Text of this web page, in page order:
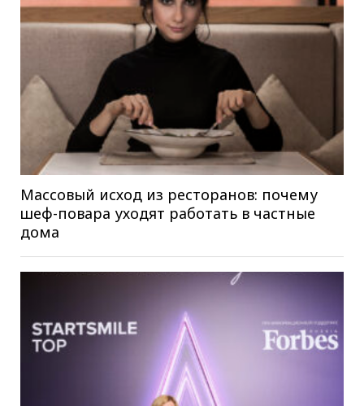
Массовый исход из ресторанов: почему
шеф-повара уходят работать в частные
дома